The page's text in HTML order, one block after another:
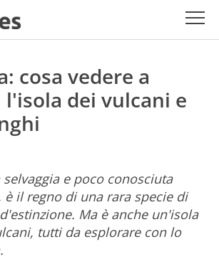
cosa vedere a
l'isola dei vulcani e
e poco conosciuta
è il regno di una rara specie di
Ma è anche un'isola
tutti da esplorare con lo